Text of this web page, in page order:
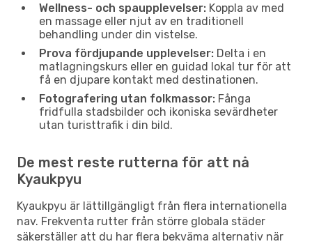
Wellness- och spaupplevelser: Koppla av med
en massage eller njut av en traditionell
behandling under din vistelse.
Prova fördjupande upplevelser: Delta i en
matlagningskurs eller en guidad lokal tur för att
få en djupare kontakt med destinationen.
Fotografering utan folkmassor: Fånga
fridfulla stadsbilder och ikoniska sevärdheter
utan turisttrafik i din bild.
De mest reste rutterna för att nå
Kyaukpyu
Kyaukpyu är lättillgängligt från flera internationella
nav. Frekventa rutter från större globala städer
säkerställer att du har flera bekväma alternativ när